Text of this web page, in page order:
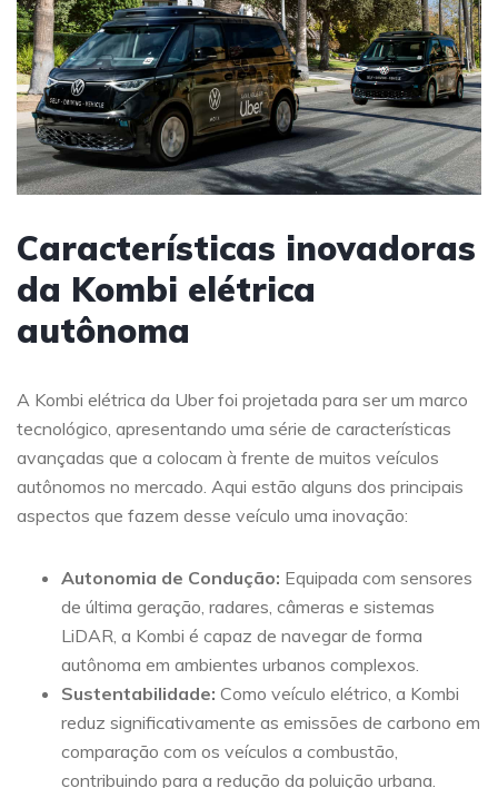
Características inovadoras
da Kombi elétrica
autônoma
A Kombi elétrica da Uber foi projetada para ser um marco
tecnológico, apresentando uma série de características
avançadas que a colocam à frente de muitos veículos
autônomos no mercado. Aqui estão alguns dos principais
aspectos que fazem desse veículo uma inovação:
Autonomia de Condução: Equipada com sensores
de última geração, radares, câmeras e sistemas
LiDAR, a Kombi é capaz de navegar de forma
autônoma em ambientes urbanos complexos.
Sustentabilidade: Como veículo elétrico, a Kombi
reduz significativamente as emissões de carbono em
comparação com os veículos a combustão,
contribuindo para a redução da poluição urbana.